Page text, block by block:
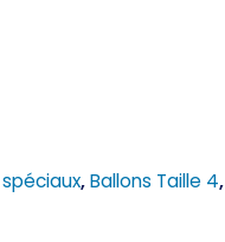
,Ballons Taille 4,